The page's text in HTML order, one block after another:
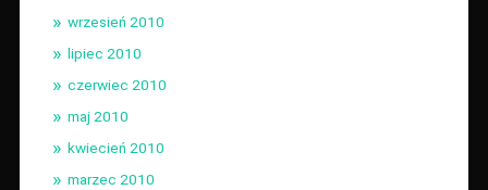
wrzesień 2010
lipiec 2010
czerwiec 2010
maj 2010
kwiecień 2010
marzec 2010